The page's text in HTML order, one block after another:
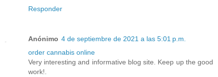
Responder
Anónimo 4 de septiembre de 2021 a las 5:01 p.m.
order cannabis online
Very interesting and informative blog site. Keep up the good
work!.